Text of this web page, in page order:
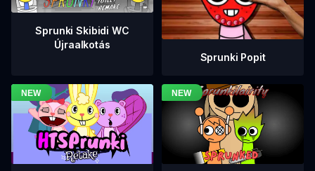
Sprunki Skibidi WC
Újraalkotás
Sprunki Popit